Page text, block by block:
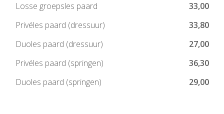
Losse groepsles paard
33,00
Privéles paard (dressuur)
33,80
Duoles paard (dressuur)
27,00
Privéles paard (springen)
36,30
Duoles paard (springen)
29,00